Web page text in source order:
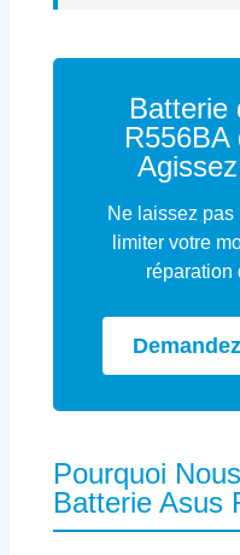
Batterie
R556BA
Ne laissez
limiter votre
réparation
Pourquoi
Batterie Asus